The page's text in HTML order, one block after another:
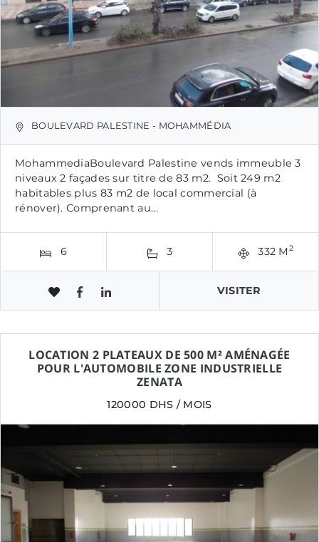
BOULEVARD PALESTINE - MOHAMMÉDIA
MohammediaBoulevard Palestine vends immeuble 3
niveaux 2 façades sur titre de 83 m2. Soit 249 m2
habitables plus 83 m2 de local commercial (à
rénover). Comprenant au...
6 3 332 M2
VISITER
LOCATION 2 PLATEAUX DE 500 M² AMÉNAGÉE
POUR L'AUTOMOBILE ZONE INDUSTRIELLE
ZENATA
120000 DHS / MOIS